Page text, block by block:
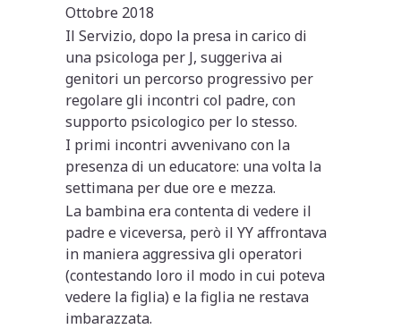
Ottobre 2018
Il Servizio, dopo la presa in carico di
una psicologa per J, suggeriva ai
genitori un percorso progressivo per
regolare gli incontri col padre, con
supporto psicologico per lo stesso.
I primi incontri avvenivano con la
presenza di un educatore: una volta la
settimana per due ore e mezza.
La bambina era contenta di vedere il
padre e viceversa, però il YY affrontava
in maniera aggressiva gli operatori
(contestando loro il modo in cui poteva
vedere la figlia) e la figlia ne restava
imbarazzata.